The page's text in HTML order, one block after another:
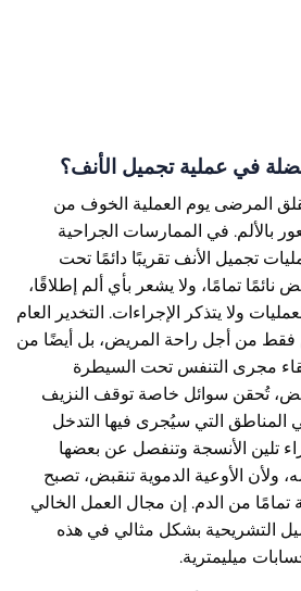
في عملية تجميل الأنف؟
المرضى يوم العملية الخوف من
بالألم. في الممارسات الجراحية
تجميل الأنف تقريبًا دائمًا تحت
نائمًا تمامًا، ولا يشعر بأي ألم إطلاقًا،
ولا يتذكر الإجراءات. التخدير العام
فقط من أجل راحة المريض، بل أيضًا من
مجرى التنفس تحت السيطرة
تُحقن سوائل خاصة توقف النزيف
المناطق التي سيُجرى فيها التدخل
تلين الأنسجة وتنفصل عن بعضها
ولأن الأوعية الدموية تنقبض، تصبح
تمامًا من الدم. إن مجال العمل الخالي
التشريحية بشكل مثالي في هذه
ميليمترية.